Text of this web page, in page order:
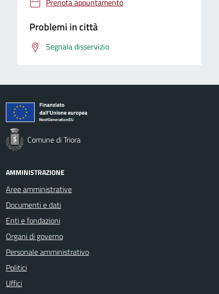
Problemi in città
Segnala disservizio
Comune di Triora
AMMINISTRAZIONE
Aree amministrative
Documenti e dati
Enti e fondazioni
Organi di governo
Personale amministrativo
Politici
Uffici